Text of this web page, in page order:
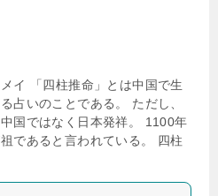
イ 「四柱推命」とは中国で生
占いのことである。 ただし、
国ではなく日本発祥。 1100年
であると言われている。 四柱